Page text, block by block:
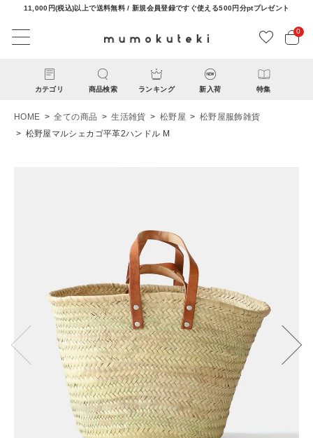
11,000円(税込)以上で送料無料 / 新規会員登録ですぐ使える500円分ptプレゼント
0
カテゴリ 商品検索 ランキング 新入荷 特集
ログイン 新規会員登録
HOME 全ての商品 生活雑貨 松野屋
松野屋服飾雑貨
松野屋マルシェカゴ平革2ハンドル M